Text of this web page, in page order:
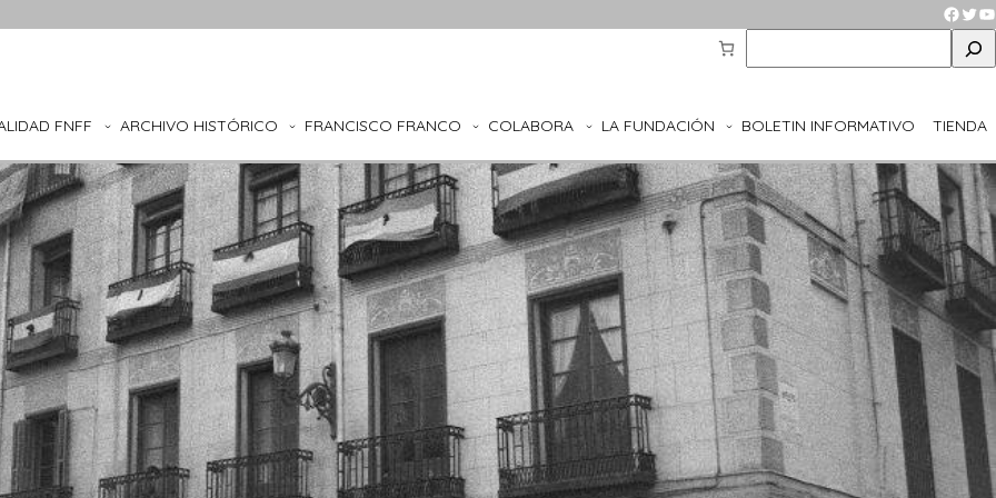
e
r
h
FNFF ARCHIVO HISTÓRICO FRANCISCO FRANCO COLABORA LA FUNDACIÓN BOLETIN INFORMATIVO TIENDA